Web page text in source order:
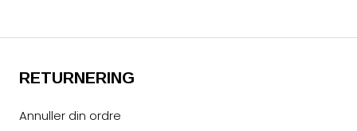
RETURNERING
Annuller din ordre